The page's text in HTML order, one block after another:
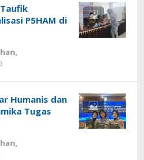
P5HAM di
,
Humanis dan
Tugas
,